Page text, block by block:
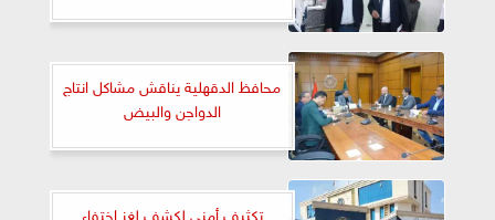
محافظ الدقهلية يناقش مشاكل انتاج
الدواجن والبيض
تكثيف أمنى لكشف لغز اختفاء